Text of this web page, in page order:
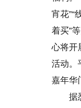
宵花”“
着买”
心将开
活动。
嘉年华
据